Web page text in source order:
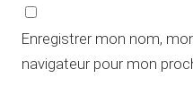
Enregistrer mon nom,
navigateur pour mon